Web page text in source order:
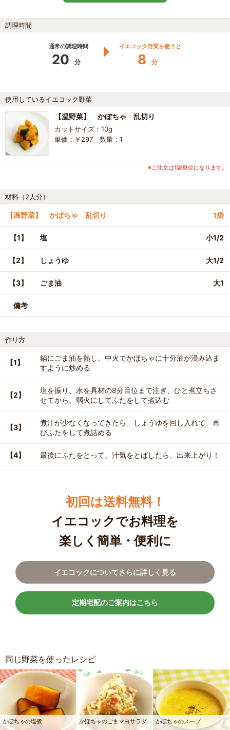
調理時間
通常の調理時間
20 分
イエコック野菜を使うと
8 分
使用しているイエコック野菜
【温野菜】 かぼちゃ 乱切り
カットサイズ：10g
単価：￥297 数量：1
※ご注文は1袋単位になります。
材料（2人分）
【温野菜】 かぼちゃ 乱切り 1袋
【1】 塩 小1/2
【2】 しょうゆ 大1/2
【3】 ごま油 大1
備考
作り方
【1】
鍋にごま油を熱し、中火でかぼちゃに十分油が浸み込ま
すように炒める
【2】
塩を振り、水を具材の8分目位まで注ぎ、ひと煮立ちさ
せてから、弱火にしてふたをして煮込む
【3】
煮汁が少なくなってきたら、しょうゆを回し入れて、再
びふたをして煮詰める
【4】 最後にふたをとって、汁気をとばしたら、出来上がり！
初回は送料無料！
イエコックでお料理を
楽しく簡単・便利に
イエコックについてさらに詳しく見る
定期宅配のご案内はこちら
同じ野菜を使ったレシピ
かぼちゃの塩煮 かぼちゃのごまマヨサラダ かぼちゃのスープ